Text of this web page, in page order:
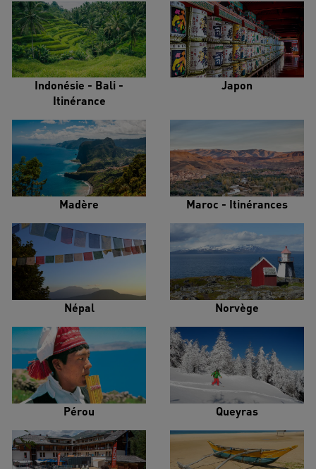
Indonésie - Bali -
Itinérance
Japon
Madère Maroc - Itinérances
Népal Norvège
Pérou Queyras